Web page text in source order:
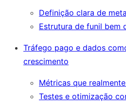
Definição clara de
Estrutura de funil bem
Tráfego pago e dados
crescimento
Métricas que
Testes e otimização